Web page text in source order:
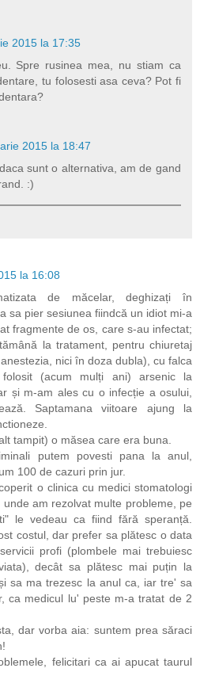
2015 la 17:35
Spre rusinea mea, nu stiam ca
tu folosesti asa ceva? Pot fi
2015 la 18:47
sunt o alternativa, am de gand
:)
la 16:08
de măcelar, deghizați în
sa pier sesiunea fiindcă un idiot mi-a
fragmente de os, care s-au infectat;
la tratament, pentru chiuretaj
nici în doza dubla), cu falca
(acum mulți ani) arsenic la
și m-am ales cu o infecție a osului,
Saptamana viitoare ajung la
tampit) o măsea care era buna.
putem povesti pana la anul,
100 de cazuri prin jur.
o clinica cu medici stomatologi
am rezolvat multe probleme, pe
le vedeau ca fiind fără speranță.
costul, dar prefer sa plătesc o data
profi (plombele mai trebuiesc
decât sa plătesc mai puțin la
sa ma trezesc la anul ca, iar tre' sa
ca medicul lu' peste m-a tratat de 2
dar vorba aia: suntem prea săraci
felicitari ca ai apucat taurul